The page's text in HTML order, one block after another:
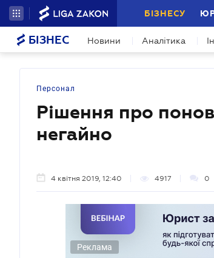
БІЗНЕСУ
БІЗНЕС Новини Аналітика
Персонал
Рішення про
негайно
4 квітня 2019, 12:40 4917 0
Реклама